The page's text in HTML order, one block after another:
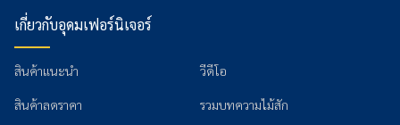
เกี่ยวกับอุดมเฟอร์นิเจอร์
สินค้าแนะนำ
สินค้าลดราคา
วีดีโอ
รวมบทความไม้สัก